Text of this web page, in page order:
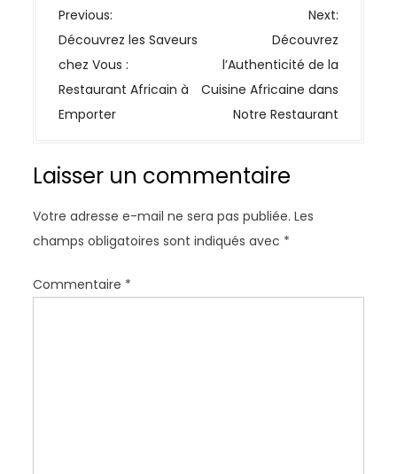
N
a
v
i
g
i
n
d
e
l
Previous:
Découvrez les Saveurs
chez Vous :
Restaurant Africain à
Emporter
Next:
Découvrez
l’Authenticité de la
Cuisine Africaine dans
Notre Restaurant
Laisser un commentaire
Votre adresse e-mail ne sera pas publiée. Les
champs obligatoires sont indiqués avec *
Commentaire *